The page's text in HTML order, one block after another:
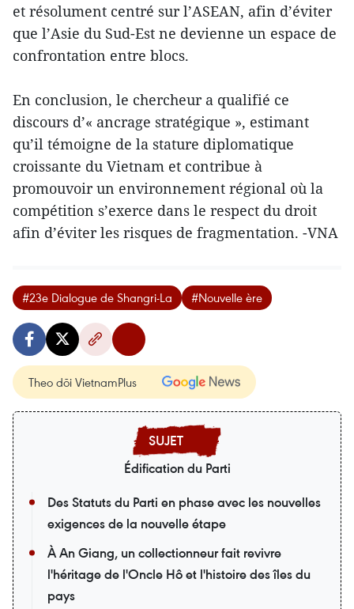
et résolument centré sur l’ASEAN, afin d’éviter
que l’Asie du Sud-Est ne devienne un espace de
confrontation entre blocs.
En conclusion, le chercheur a qualifié ce
discours d’« ancrage stratégique », estimant
qu’il témoigne de la stature diplomatique
croissante du Vietnam et contribue à
promouvoir un environnement régional où la
compétition s’exerce dans le respect du droit
afin d’éviter les risques de fragmentation. -VNA
#23e Dialogue de Shangri-La #Nouvelle ère
Theo dõi VietnamPlus
Édification du Parti
Des Statuts du Parti en phase avec les nouvelles
exigences de la nouvelle étape
À An Giang, un collectionneur fait revivre
l'héritage de l'Oncle Hô et l'histoire des îles du
pays